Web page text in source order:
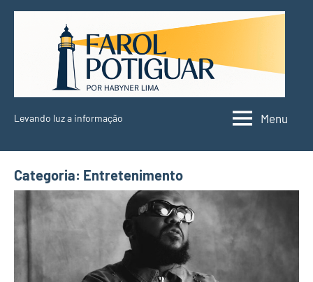
Pular
Potiguar
Levando luz a informação Menu
Categoria: Entretenimento